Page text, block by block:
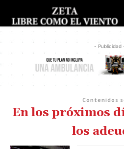
- Publicidad
Contenidos
En los próximos
los